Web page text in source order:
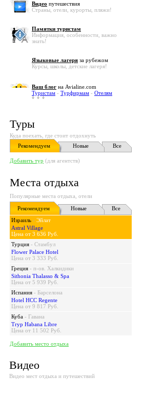
Видео путешествия
Страны, отели, курорты, пляжи!
Памятки туристам
Информация, особенности, важно
знать!
Языковые лагеря за рубежом
Курсы, школы, детские лагеря!
Ваш блог на Avialine.com
Туристам - Турфирмам - Отелям
Туры
Куда поехать, где стоит отдохнуть
Рекомендуем
Новые Все
Добавить тур (для агентств)
Места отдыха
Популярные места отдыха, отели
Рекомендуем
Новые
Все
Израиль - Эйлат
Astral Village
Цена от 3 636 Руб.
Турция - Стамбул
Flower Palace Hotel
Цена от 3 333 Руб.
Греция - п-ов. Халкидики
Sithonia Thalasso & Spa
Цена от 5 939 Руб.
Испания - Барселона
Hotel HCC Regente
Цена от 9 817 Руб.
Куба - Гавана
Tryp Habana Libre
Цена от 11 502 Руб.
Добавить место отдыха
Видео
Видео мест отдыха и путешествий